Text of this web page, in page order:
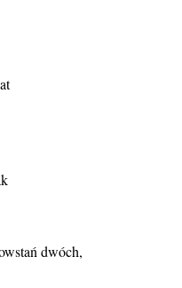
dwóch,